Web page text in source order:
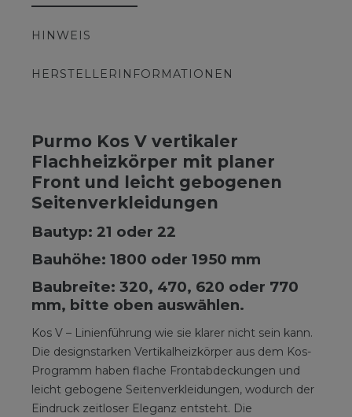
HINWEIS
HERSTELLERINFORMATIONEN
Purmo Kos V vertikaler
Flachheizkörper mit planer
Front und leicht gebogenen
Seitenverkleidungen
Bautyp: 21 oder 22
Bauhöhe: 1800 oder 1950 mm
Baubreite: 320, 470, 620 oder 770
mm, bitte oben auswählen.
Kos V – Linienführung wie sie klarer nicht sein kann.
Die designstarken Vertikalheizkörper aus dem Kos-
Programm haben flache Frontabdeckungen und
leicht gebogene Seitenverkleidungen, wodurch der
Eindruck zeitloser Eleganz entsteht. Die